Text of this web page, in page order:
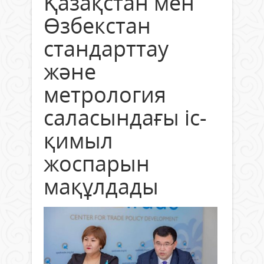
Өзбекстан
стандарттау
және
метрология
саласындағы іс-
қимыл
жоспарын
мақұлдады